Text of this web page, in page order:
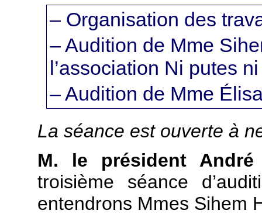
– Organisation des
– Audition de Mme
l’association Ni putes
– Audition de Mme
La séance est ouverte à
M. le président
troisième séance
entendrons Mmes Sihem